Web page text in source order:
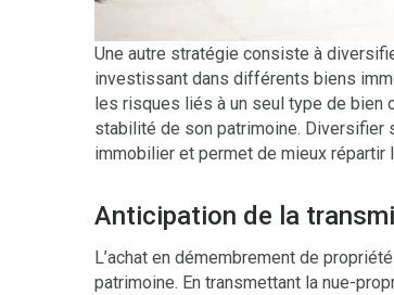
Une autre stratégie consiste à
investissant dans différents biens
les risques liés à un seul type de bien
stabilité de son patrimoine. Diversifier
immobilier et permet de mieux répartir
Anticipation de la
L’achat en démembrement de
patrimoine. En transmettant la nue-